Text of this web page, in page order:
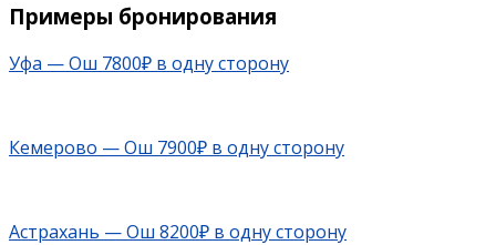
Примеры бронирования
Уфа — Ош 7800₽ в одну сторону
Кемерово — Ош 7900₽ в одну сторону
Астрахань — Ош 8200₽ в одну сторону